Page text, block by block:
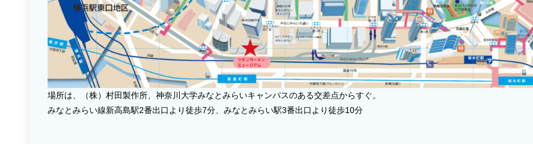
場所は、（株）村田製作所、神奈川大学みなとみらいキャンパスのある交差点からすぐ。
みなとみらい線新高島駅2番出口より徒歩7分、みなとみらい駅3番出口より徒歩10分